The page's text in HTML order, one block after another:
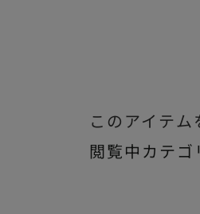
このアイテ
閲覧中カテ